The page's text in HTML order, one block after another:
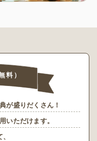
料）
が盛りだくさん！
いただけます。